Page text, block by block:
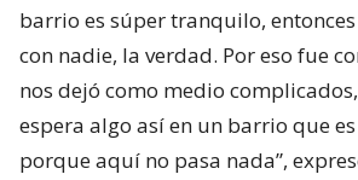
barrio es súper tranquilo,
con nadie, la verdad. Por eso fue
nos dejó como medio
espera algo así en un barrio que
porque aquí no pasa nada”,